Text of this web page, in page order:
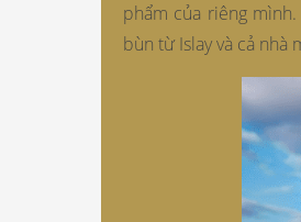
phẩm của riêng
bùn từ Islay và cả nhà